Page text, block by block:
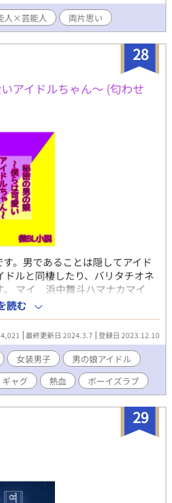
人×芸能人 両片思い
28
アイドルちゃん〜 (匂わせ
。男であることは隠してアイド
ドルと同棲したり、バリタチオネ
。 マイ 浜中舞斗ハマナカマイ
ラー黄色。中身は金髪短髪少
気っ子。女の子にモテたくてアイ
女装することに。運動は得意だが
子たちの悩みを聞いたりして
レイ 小田美怜オダミレイ 17歳
。中身は黒髪少年。細身スレン
いいけど田舎から出てきてよく
れた。社長に恩義を感じてる。
い時にアイドルのコンサートを
うになりたいと思ってる。高校
薦で進学 コンビ名ツインズ コン
アリスマジック芸能事務所 中島
から芸能界にいる、売出し中
そこそこ大きい事務所所属。ダ
。グループ名はcolorS マリア 女
読む
最終更新日 2024.3.7 登録日 2023.12.10
女装男子
男の娘アイドル
ギャグ 熱血 ボーイズラブ
29